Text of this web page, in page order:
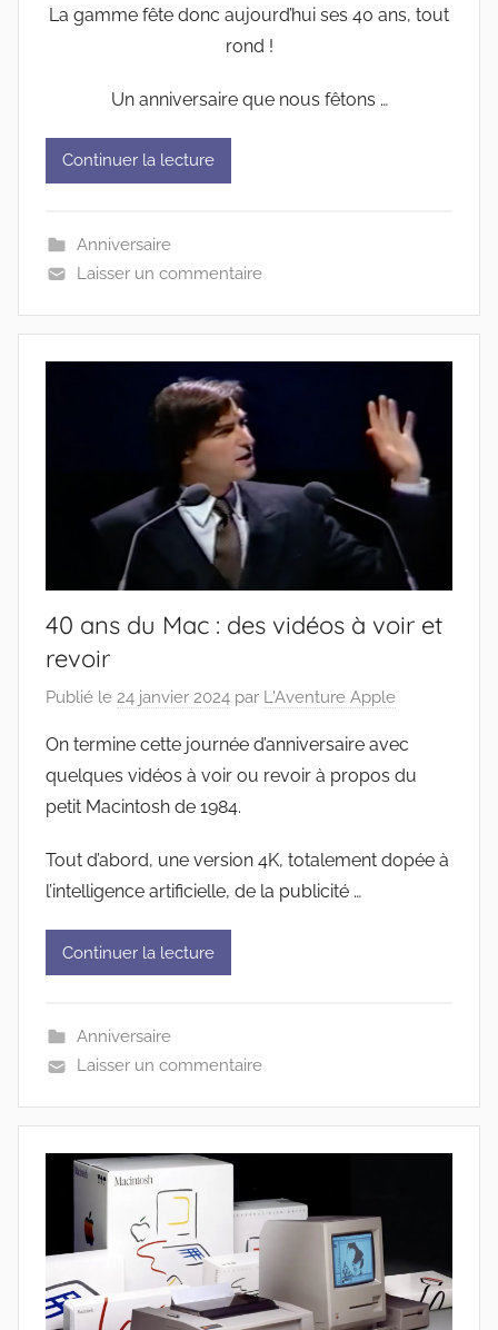
La gamme fête donc aujourd’hui ses 40 ans, tout
rond !
Un anniversaire que nous fêtons …
Continuer la lecture
Anniversaire
Laisser un commentaire
40 ans du Mac : des vidéos à voir et
revoir
Publié le 24 janvier 2024 par L'Aventure Apple
On termine cette journée d’anniversaire avec
quelques vidéos à voir ou revoir à propos du
petit Macintosh de 1984.
Tout d’abord, une version 4K, totalement dopée à
l’intelligence artificielle, de la publicité …
Continuer la lecture
Anniversaire
Laisser un commentaire